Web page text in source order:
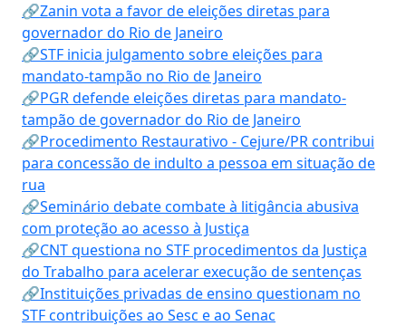
🔗Zanin vota a favor de eleições diretas para
governador do Rio de Janeiro
🔗STF inicia julgamento sobre eleições para
mandato-tampão no Rio de Janeiro
🔗PGR defende eleições diretas para mandato-
tampão de governador do Rio de Janeiro
🔗Procedimento Restaurativo - Cejure/PR contribui
para concessão de indulto a pessoa em situação de
rua
🔗Seminário debate combate à litigância abusiva
com proteção ao acesso à Justiça
🔗CNT questiona no STF procedimentos da Justiça
do Trabalho para acelerar execução de sentenças
🔗Instituições privadas de ensino questionam no
STF contribuições ao Sesc e ao Senac